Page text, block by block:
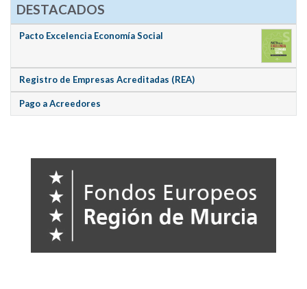
DESTACADOS
Pacto Excelencia Economía Social
Registro de Empresas Acreditadas (REA)
Pago a Acreedores